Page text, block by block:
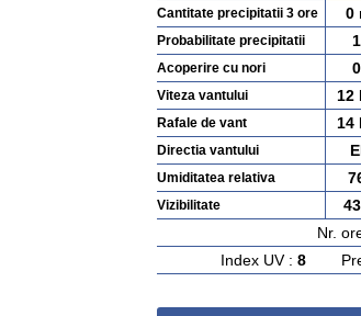
Cantitate precipitatii 3 ore 0
Probabilitate precipitatii 1
Acoperire cu nori 0
Viteza vantului 12
Rafale de vant 14
Directia vantului
Umiditatea relativa
Vizibilitate 43
Nr.
Index UV : 8